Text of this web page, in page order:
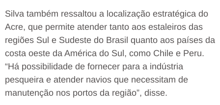
Silva também ressaltou a localização estratégica do
Acre, que permite atender tanto aos estaleiros das
regiões Sul e Sudeste do Brasil quanto aos países da
costa oeste da América do Sul, como Chile e Peru.
“Há possibilidade de fornecer para a indústria
pesqueira e atender navios que necessitam de
manutenção nos portos da região”, disse.